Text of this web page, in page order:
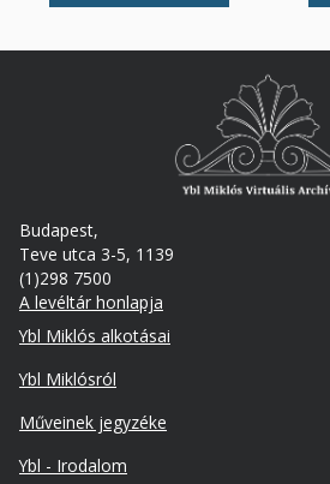
Budapest,
Teve utca 3-5, 1139
(1)298 7500
A levéltár honlapja
Footer
Ybl Miklós alkotásai
Ybl Miklósról
Műveinek jegyzéke
Ybl - Irodalom